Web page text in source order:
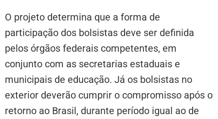
O projeto determina que a forma de
participação dos bolsistas deve ser definida
pelos órgãos federais competentes, em
conjunto com as secretarias estaduais e
municipais de educação. Já os bolsistas no
exterior deverão cumprir o compromisso após o
retorno ao Brasil, durante período igual ao de